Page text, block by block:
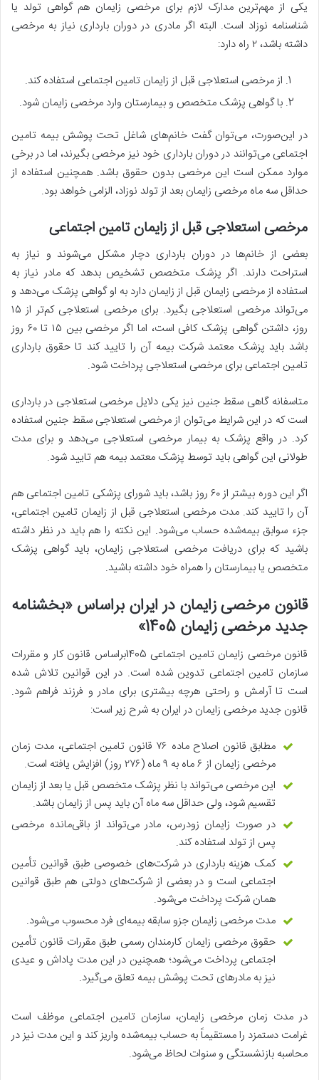
یکی از مهم‌ترین مدارک لازم برای مرخصی زایمان هم گواهی تولد یا
شناسنامه نوزاد است. البته اگر مادری در دوران بارداری نیاز به مرخصی
داشته‌ باشد،‌ ۲ راه دارد:
از مرخصی استعلاجی قبل از زایمان تامین اجتماعی استفاده کند.
با گواهی پزشک متخصص و بیمارستان وارد مرخصی زایمان شود.
در این‌صورت، می‌توان گفت خانم‌های شاغل تحت پوشش بیمه تامین
اجتماعی می‌توانند در دوران بارداری خود نیز مرخصی بگیرند، اما در برخی
موارد ممکن است این مرخصی بدون حقوق باشد. همچنین استفاده از
حداقل سه ماه مرخصی زایمان بعد از تولد نوزاد، الزامی خواهد بود.
مرخصی استعلاجی قبل از زایمان تامین اجتماعی
بعضی از خانم‌ها در دوران بارداری دچار مشکل می‌شوند و نیاز به
استراحت دارند. اگر پزشک متخصص تشخیص بدهد که مادر نیاز به
استفاده از مرخصی زایمان قبل از زایمان دارد به او گواهی پزشک می‌دهد و
می‌تواند مرخصی استعلاجی بگیرد. برای مرخصی استعلاجی کم‌تر از ۱۵
روز، داشتن گواهی پزشک کافی است، اما اگر مرخصی بین ۱۵ تا ۶۰ روز
باشد باید پزشک معتمد شرکت بیمه آن را تایید کند تا حقوق بارداری
تامین اجتماعی برای مرخصی استعلاجی پرداخت شود.
متاسفانه گاهی سقط جنین نیز یکی دلایل مرخصی استعلاجی در بارداری
است که در این شرایط می‌توان از مرخصی استعلاجی سقط جنین استفاده
کرد. در واقع پزشک به بیمار مرخصی استعلاجی می‌دهد و برای مدت
طولانی این گواهی باید توسط پزشک معتمد بیمه هم تایید شود.
اگر این دوره بیشتر از ۶۰ روز باشد، باید شورای پزشکی تامین اجتماعی هم
آن را تایید کند. مدت مرخصی استعلاجی قبل از زایمان تامین اجتماعی،
جزء سوابق بیمه‌شده حساب می‌شود. این نکته را هم باید در نظر داشته
باشید که برای دریافت مرخصی استعلاجی زایمان، باید گواهی پزشک
متخصص یا بیمارستان را همراه خود داشته باشید.
قانون مرخصی زایمان در ایران براساس «بخشنامه
جدید مرخصی زایمان 1405»
قانون مرخصی زایمان تامین اجتماعی 1405براساس قانون کار و مقررات
سازمان تامین اجتماعی تدوین شده‌ است. در این قوانین تلاش شده
است تا آرامش و راحتی هرچه بیشتری برای مادر و فرزند فراهم شود.
قانون جدید مرخصی زایمان در ایران به شرح زیر است:
مطابق قانون اصلاح ماده ۷۶ قانون تامین اجتماعی، مدت زمان
مرخصی زایمان از ۶ ماه به ۹ ماه (۲۷۶ روز) افزایش یافته است.
این مرخصی می‌تواند با نظر پزشک متخصص قبل یا بعد از زایمان
تقسیم شود، ولی حداقل سه ماه آن باید پس از زایمان باشد.
در صورت زایمان زودرس، مادر می‌تواند از باقی‌مانده مرخصی
پس از تولد استفاده کند.
کمک هزینه بارداری در شرکت‌های خصوصی طبق قوانین تأمین
اجتماعی است و در بعضی از شرکت‌های دولتی هم طبق قوانین
همان شرکت پرداخت می‌شود.
مدت مرخصی زایمان جزو سابقه بیمه‌ای فرد محسوب می‌شود.
حقوق مرخصی زایمان کارمندان رسمی طبق مقررات قانون تأمین
اجتماعی پرداخت می‌شود؛ همچنین در این مدت پاداش و عیدی
نیز به مادرهای تحت پوشش بیمه تعلق می‌گیرد.
در مدت زمان مرخصی زایمان، سازمان تامین اجتماعی موظف است
غرامت دستمزد را مستقیماً به حساب بیمه‌شده واریز کند و این مدت نیز در
محاسبه بازنشستگی و سنوات لحاظ می‌شود.